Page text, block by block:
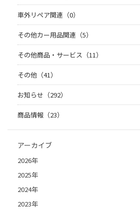
車外リペア関連（0）
その他カー用品関連（5）
その他商品・サービス（11）
その他（41）
お知らせ（292）
商品情報（23）
アーカイブ
2026年
2025年
2024年
2023年